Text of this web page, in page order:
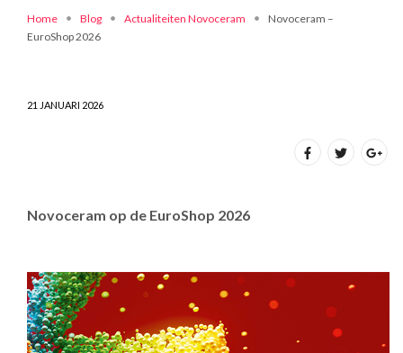
Home Blog Actualiteiten Novoceram
Novoceram –
EuroShop 2026
21 JANUARI 2026
Novoceram op de EuroShop 2026